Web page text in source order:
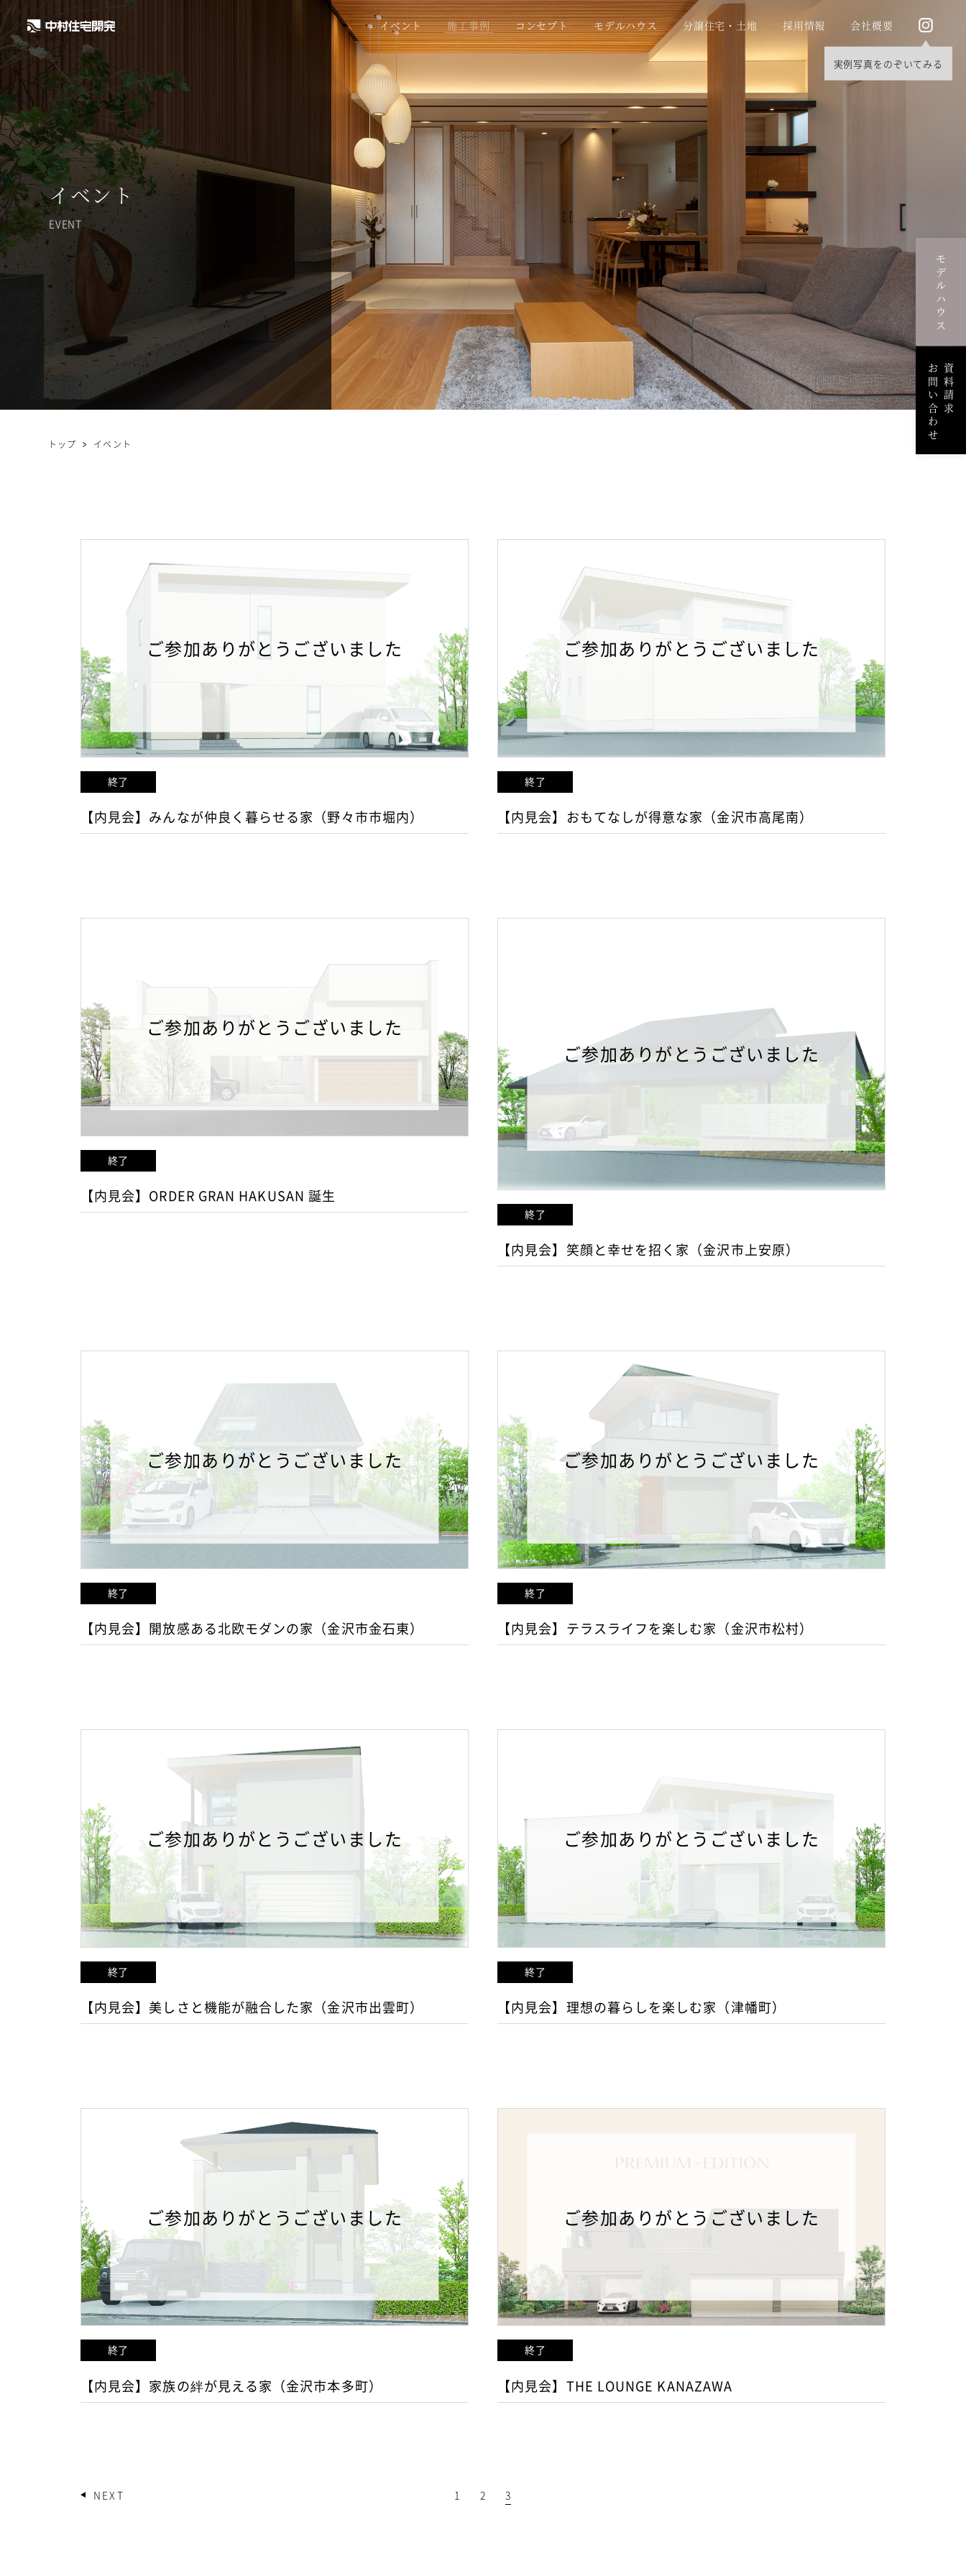
イベント 施工事例 コンセプト モデルハウス 分譲住宅・土地 採用情報 会社概要
モデルハウス
資料請求
お問い合わせ
イベント
EVENT
トップ イベント
ご参加ありがとうございました
終了
【内見会】みんなが仲良く暮らせる家（野々市市堀内）
ご参加ありがとうございました
終了
【内見会】おもてなしが得意な家（金沢市高尾南）
ご参加ありがとうございました
終了
【内見会】ORDER GRAN HAKUSAN 誕生
ご参加ありがとうございました
終了
【内見会】笑顔と幸せを招く家（金沢市上安原）
ご参加ありがとうございました
終了
【内見会】開放感ある北欧モダンの家（金沢市金石東）
ご参加ありがとうございました
終了
【内見会】テラスライフを楽しむ家（金沢市松村）
ご参加ありがとうございました
終了
【内見会】美しさと機能が融合した家（金沢市出雲町）
ご参加ありがとうございました
終了
【内見会】理想の暮らしを楽しむ家（津幡町）
ご参加ありがとうございました
終了
【内見会】家族の絆が見える家（金沢市本多町）
ご参加ありがとうございました
終了
【内見会】THE LOUNGE KANAZAWA
投 NEXT 1 2 3